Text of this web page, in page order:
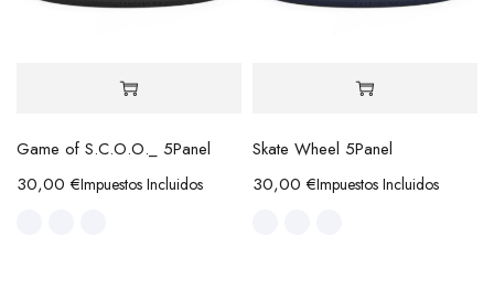
Game of S.C.O.O._ 5Panel
30,00 €Impuestos Incluidos
Skate Wheel 5Panel
30,00 €Impuestos Incluidos